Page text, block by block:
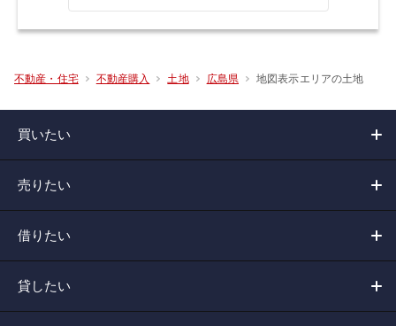
不動産・住宅 不動産購入 土地 広島県 地図表示エリアの土地
買いたい
売りたい
借りたい
貸したい